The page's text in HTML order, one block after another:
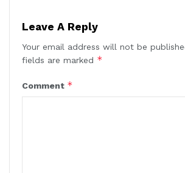
Leave A Reply
Your email address will not be
fields are marked *
Comment *